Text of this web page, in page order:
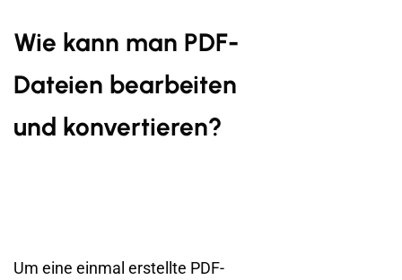
Wie kann man PDF-
Dateien bearbeiten
und konvertieren?
Um eine einmal erstellte PDF-